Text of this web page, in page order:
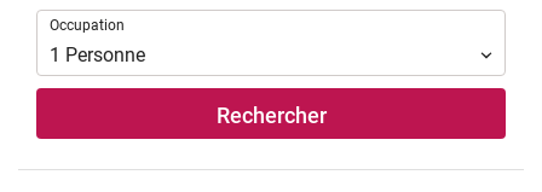
Occupation
Occupation
1 Personne
Rechercher